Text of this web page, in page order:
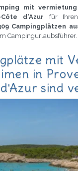
mit
Côte d'Azur für
Campingplätzen
Campingurlaubsführer.
mit
in
sind